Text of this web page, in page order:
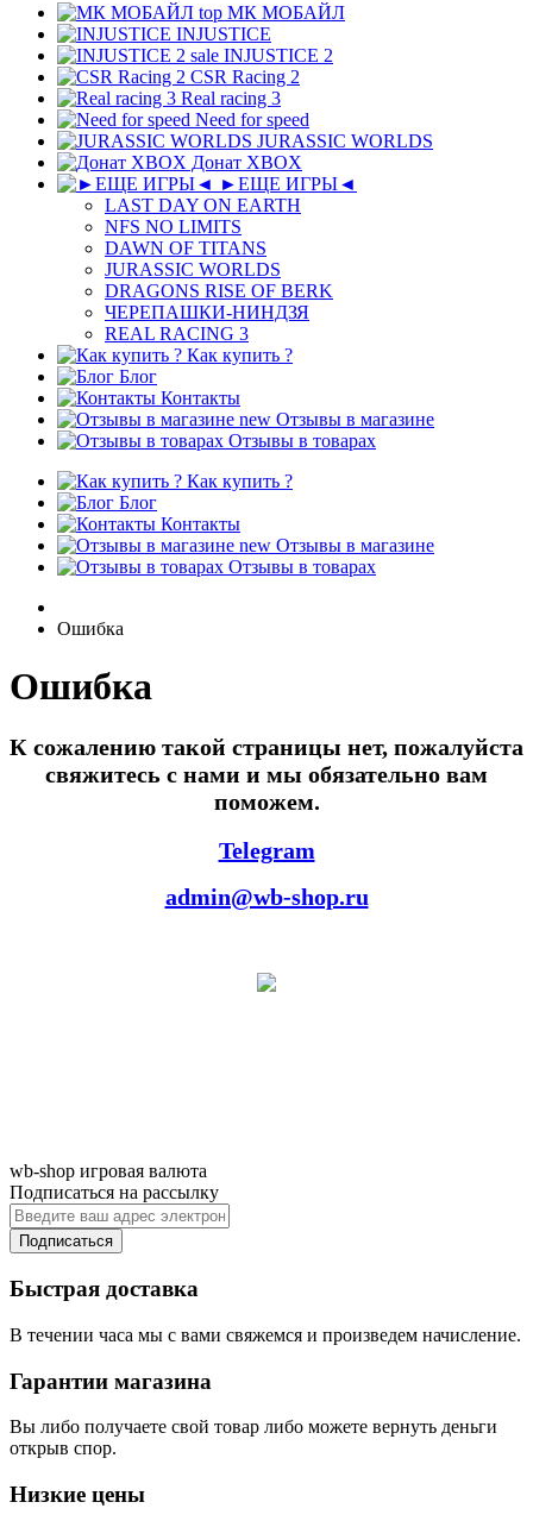
top МК MОБAЙЛ
INJUSTICE
sale INJUSTICE 2
CSR Racing 2
Real racing 3
Need for speed
JURASSIC WORLDS
Донат XBOX
►ЕЩЕ ИГРЫ◄
LAST DAY ON EARTH
NFS NO LIMITS
DAWN OF TITANS
JURASSIC WORLDS
DRAGONS RISE OF BERK
ЧЕРЕПАШКИ-НИНДЗЯ
REAL RACING 3
Как купить ?
Блог
Контакты
new Отзывы в магазине
Отзывы в товарах
Как купить ?
Блог
Контакты
new Отзывы в магазине
Отзывы в товарах
Ошибка
Ошибка
К сожалению такой страницы нет, пожалуйста
свяжитесь с нами и мы обязательно вам
поможем.
Telegram
admin@wb-shop.ru
wb-shop игровая валюта
Подписаться на рассылку
Подписаться
Быстрая доставка
В течении часа мы с вами свяжемся и произведем начисление.
Гарантии магазина
Вы либо получаете свой товар либо можете вернуть деньги
открыв спор.
Низкие цены